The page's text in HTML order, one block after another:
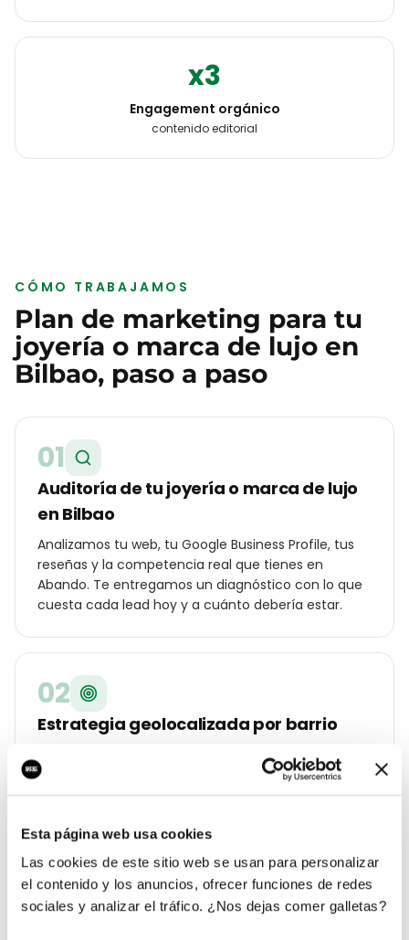
Esta página web usa cookies
Las cookies de este sitio web se usan para personalizar
el contenido y los anuncios, ofrecer funciones de redes
sociales y analizar el tráfico. ¿Nos dejas comer galletas?
x3
Engagement orgánico
contenido editorial
CÓMO TRABAJAMOS
Plan de marketing para tu
joyería o marca de lujo en
Bilbao, paso a paso
01
Auditoría de tu joyería o marca de lujo
en Bilbao
Analizamos tu web, tu Google Business Profile, tus
reseñas y la competencia real que tienes en
Abando. Te entregamos un diagnóstico con lo que
cuesta cada lead hoy y a cuánto debería estar.
02
Estrategia geolocalizada por barrio
Construimos un plan específico para Bilbao:
palabras clave por distrito (Abando, Indautxu, Casco
Viejo, Deusto…), ángulos de campaña para tu
joyería o marca de lujo de la ciudad.
03